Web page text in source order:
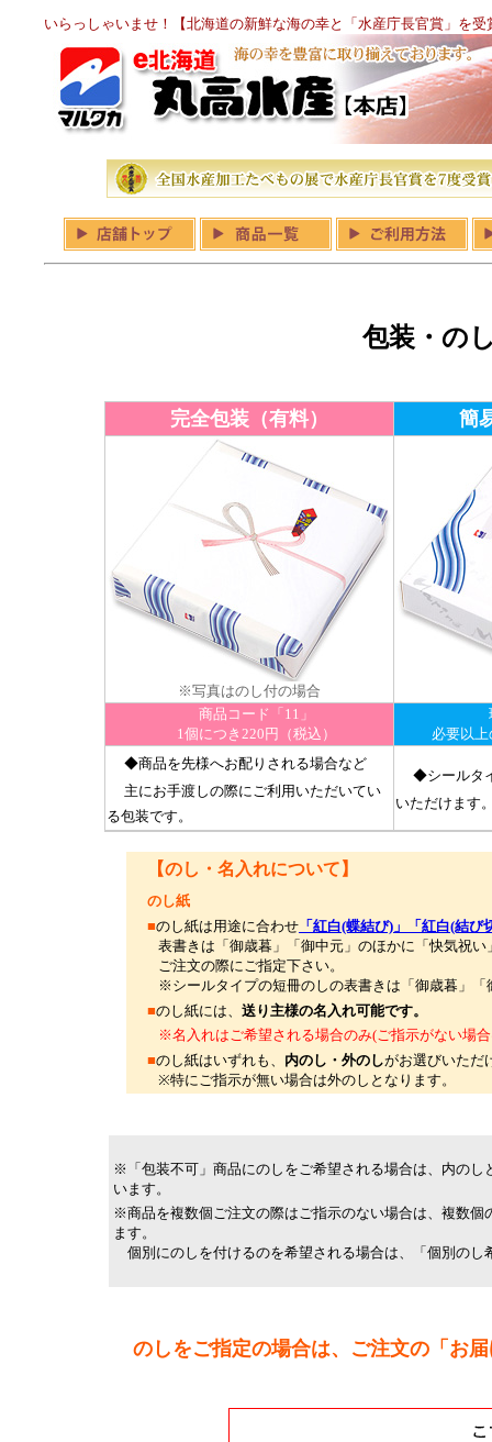
いらっしゃいませ！【北海道の新鮮な海の幸と「水産庁長官賞」を
包装・の
完全包装（有料） 簡
※写真はのし付の場合
商品コード「11」
1個につき220円（税込）
必要以上
◆商品を先様へお配りされる場合など
主にお手渡しの際にご利用いただいてい
る包装です。
◆シールタ
いただけます
【のし・名入れについて】
のし紙
■のし紙は用途に合わせ 「紅白(蝶結び)」「紅白(結
表書きは「御歳暮」「御中元」のほかに「快気祝い
ご注文の際にご指定下さい。
※シールタイプの短冊のしの表書きは「御歳暮」「
■のし紙には、 送り主様の名入れ可能です。
※名入れはご希望される場合のみ(ご指示がない場合
■のし紙はいずれも、 内のし・外のしがお選びいただ
※特にご指示が無い場合は外のしとなります。
※「包装不可」商品にのしをご希望される場合は、内の
います。
※商品を複数個ご注文の際はご指示のない場合は、複数
ます。
個別にのしを付けるのを希望される場合は、「個別のし
のしをご指定の場合は、ご注文の「お